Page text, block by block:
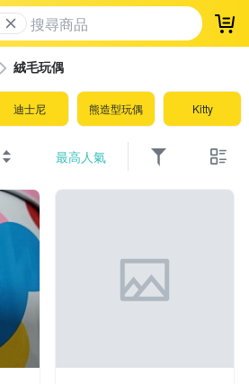
登
絨毛玩偶
迪士尼 熊造型玩偶 Kitty
最高人氣